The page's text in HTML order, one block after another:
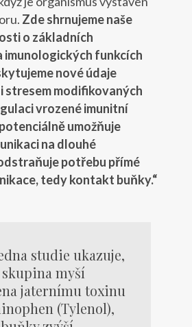
Zde shrnujeme naše
o základních
funkcích
nové údaje
stresem modifikovaných
vrozené imunitní
umožňuje
na dlouhé
potřebu přímé
tedy kontakt buňky.“
studie ukazuje,
myší
jaternímu toxinu
(Tylenol),